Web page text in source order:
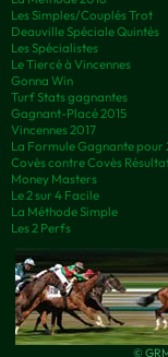
Les Simples/Couplés Trot
Deauville Spéciale Quintés
Les Spécialistes
Le Tiercé à Vincennes
Gonna Win
Turf Stats gagnantes
Gagnant-Placé 2015
Vincennes 2017
La Formule Gagnante pour
Covès contre Covès
Money Masters
Le 2 sur 4 Facile
La Méthode Simple
Les 2 Perfs
©